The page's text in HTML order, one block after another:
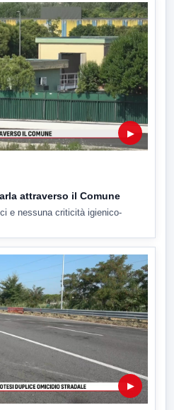
▶
attraverso il Comune
e nessuna criticità igienico-
▶